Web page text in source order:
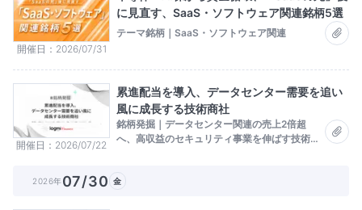
開催日 2026/07/31
に見直す、SaaS・ソフトウェア関連銘柄5選
テーマ銘柄｜SaaS・ソフトウェア関連
開催日 2026/07/22
累進配当を導入、データセンター需要を追い
風に成長する技術商社
銘柄発掘｜データセンター関連の売上2倍超
へ、高収益のセキュリティ事業を伸ばす技術商
2026年07/30 金